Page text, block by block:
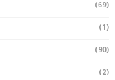
(69)
(1)
(90)
(2)